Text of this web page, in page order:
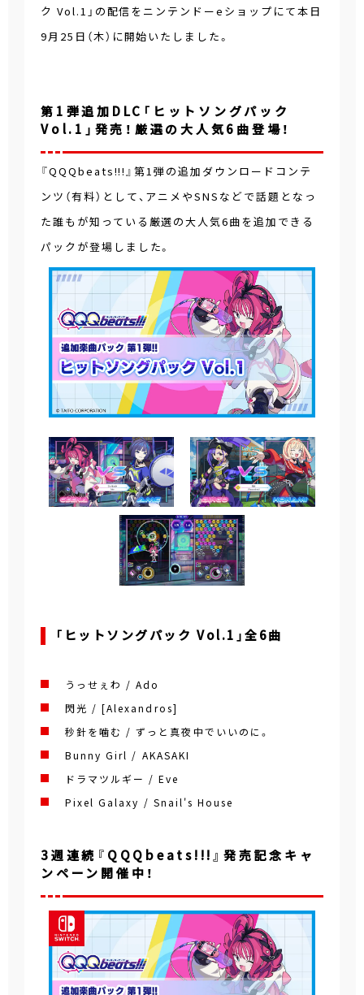
ク Vol.1」の配信をニンテンドーeショップにて本日
9月25日（木）に開始いたしました。
第1弾追加DLC「ヒットソングパック
Vol.1」発売！厳選の大人気6曲登場！
『QQQbeats!!!』第1弾の追加ダウンロードコンテ
ンツ（有料）として、アニメやSNSなどで話題となっ
た誰もが知っている厳選の大人気6曲を追加できる
パックが登場しました。
「ヒットソングパック Vol.1」全6曲
うっせぇわ / Ado
閃光 / [Alexandros]
秒針を噛む / ずっと真夜中でいいのに。
Bunny Girl / AKASAKI
ドラマツルギー / Eve
Pixel Galaxy / Snail's House
3週連続『QQQbeats!!!』発売記念キャ
ンペーン開催中！